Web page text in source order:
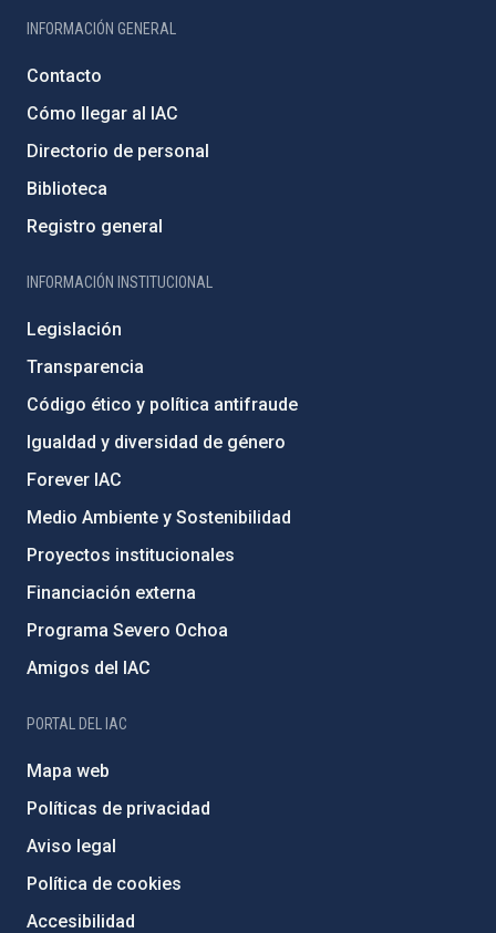
INFORMACIÓN GENERAL
Contacto
Cómo llegar al IAC
Directorio de personal
Biblioteca
Registro general
INFORMACIÓN INSTITUCIONAL
Legislación
Transparencia
Código ético y política antifraude
Igualdad y diversidad de género
Forever IAC
Medio Ambiente y Sostenibilidad
Proyectos institucionales
Financiación externa
Programa Severo Ochoa
Amigos del IAC
PORTAL DEL IAC
Mapa web
Políticas de privacidad
Aviso legal
Política de cookies
Accesibilidad